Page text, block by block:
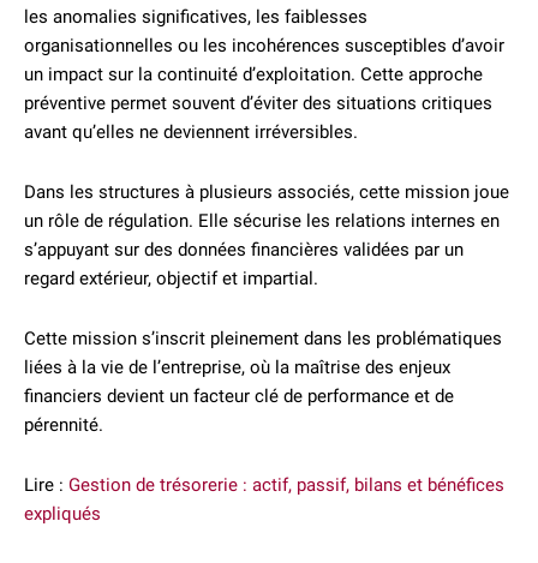
les anomalies significatives, les faiblesses
organisationnelles ou les incohérences susceptibles d’avoir
un impact sur la continuité d’exploitation. Cette approche
préventive permet souvent d’éviter des situations critiques
avant qu’elles ne deviennent irréversibles.
Dans les structures à plusieurs associés, cette mission joue
un rôle de régulation. Elle sécurise les relations internes en
s’appuyant sur des données financières validées par un
regard extérieur, objectif et impartial.
Cette mission s’inscrit pleinement dans les problématiques
liées à la vie de l’entreprise, où la maîtrise des enjeux
financiers devient un facteur clé de performance et de
pérennité.
Lire : Gestion de trésorerie : actif, passif, bilans et bénéfices
expliqués